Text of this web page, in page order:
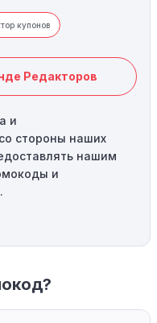
купонов
Редакторов
и
стороны наших
нашим
и